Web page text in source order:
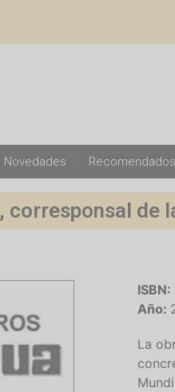
Novedades Recomendados
corresponsal de
ISBN:
Año:
La